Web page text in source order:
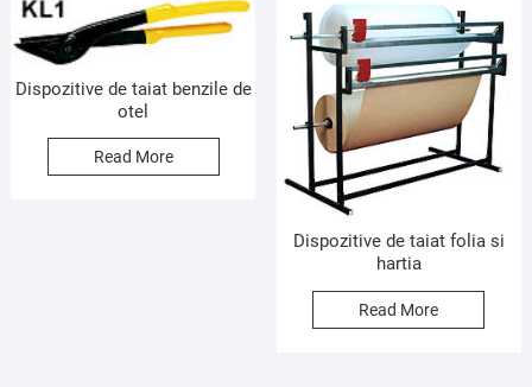
Dispozitive de taiat benzile de
otel
Read More
Dispozitive de taiat folia si
hartia
Read More